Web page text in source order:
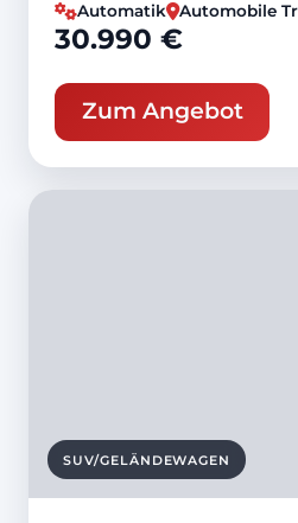
Automatik
Automobile
30.990 €
Zum Angebot
SUV/GELÄNDEWAGEN